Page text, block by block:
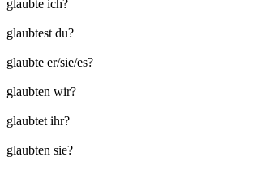
glaubte ich?
glaubtest du?
glaubte er/sie/es?
glaubten wir?
glaubtet ihr?
glaubten sie?